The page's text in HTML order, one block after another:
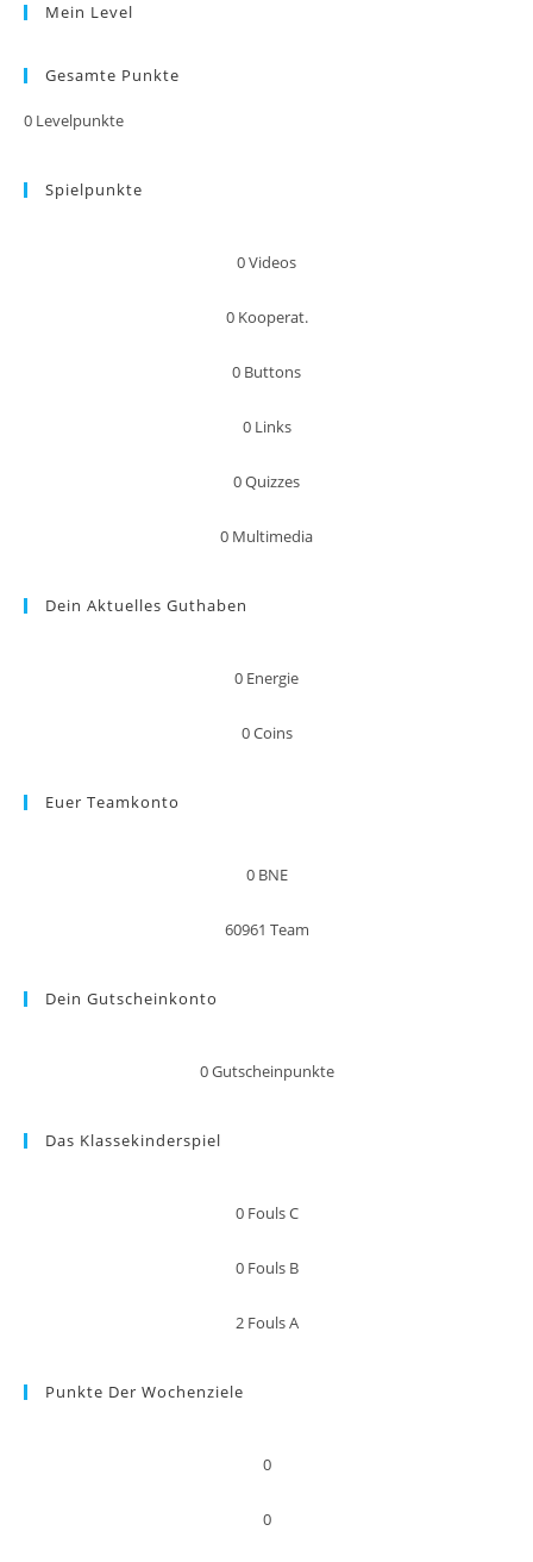
Mein Level
Gesamte Punkte
0 Levelpunkte
Spielpunkte
0Videos
0 Kooperat.
0 Buttons
0 Links
0Quizzes
0 Multimedia
Dein Aktuelles Guthaben
0 Energie
0Coins
Euer Teamkonto
0 BNE
60961 Team
Dein Gutscheinkonto
0Gutscheinpunkte
Das Klassekinderspiel
0 Fouls C
0 Fouls B
2 Fouls A
Punkte Der Wochenziele
0
0